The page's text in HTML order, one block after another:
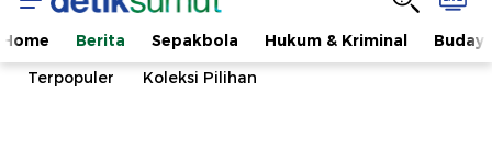
Home Berita Sepakbola Hukum & Kriminal
Terpopuler
Koleksi Pilihan